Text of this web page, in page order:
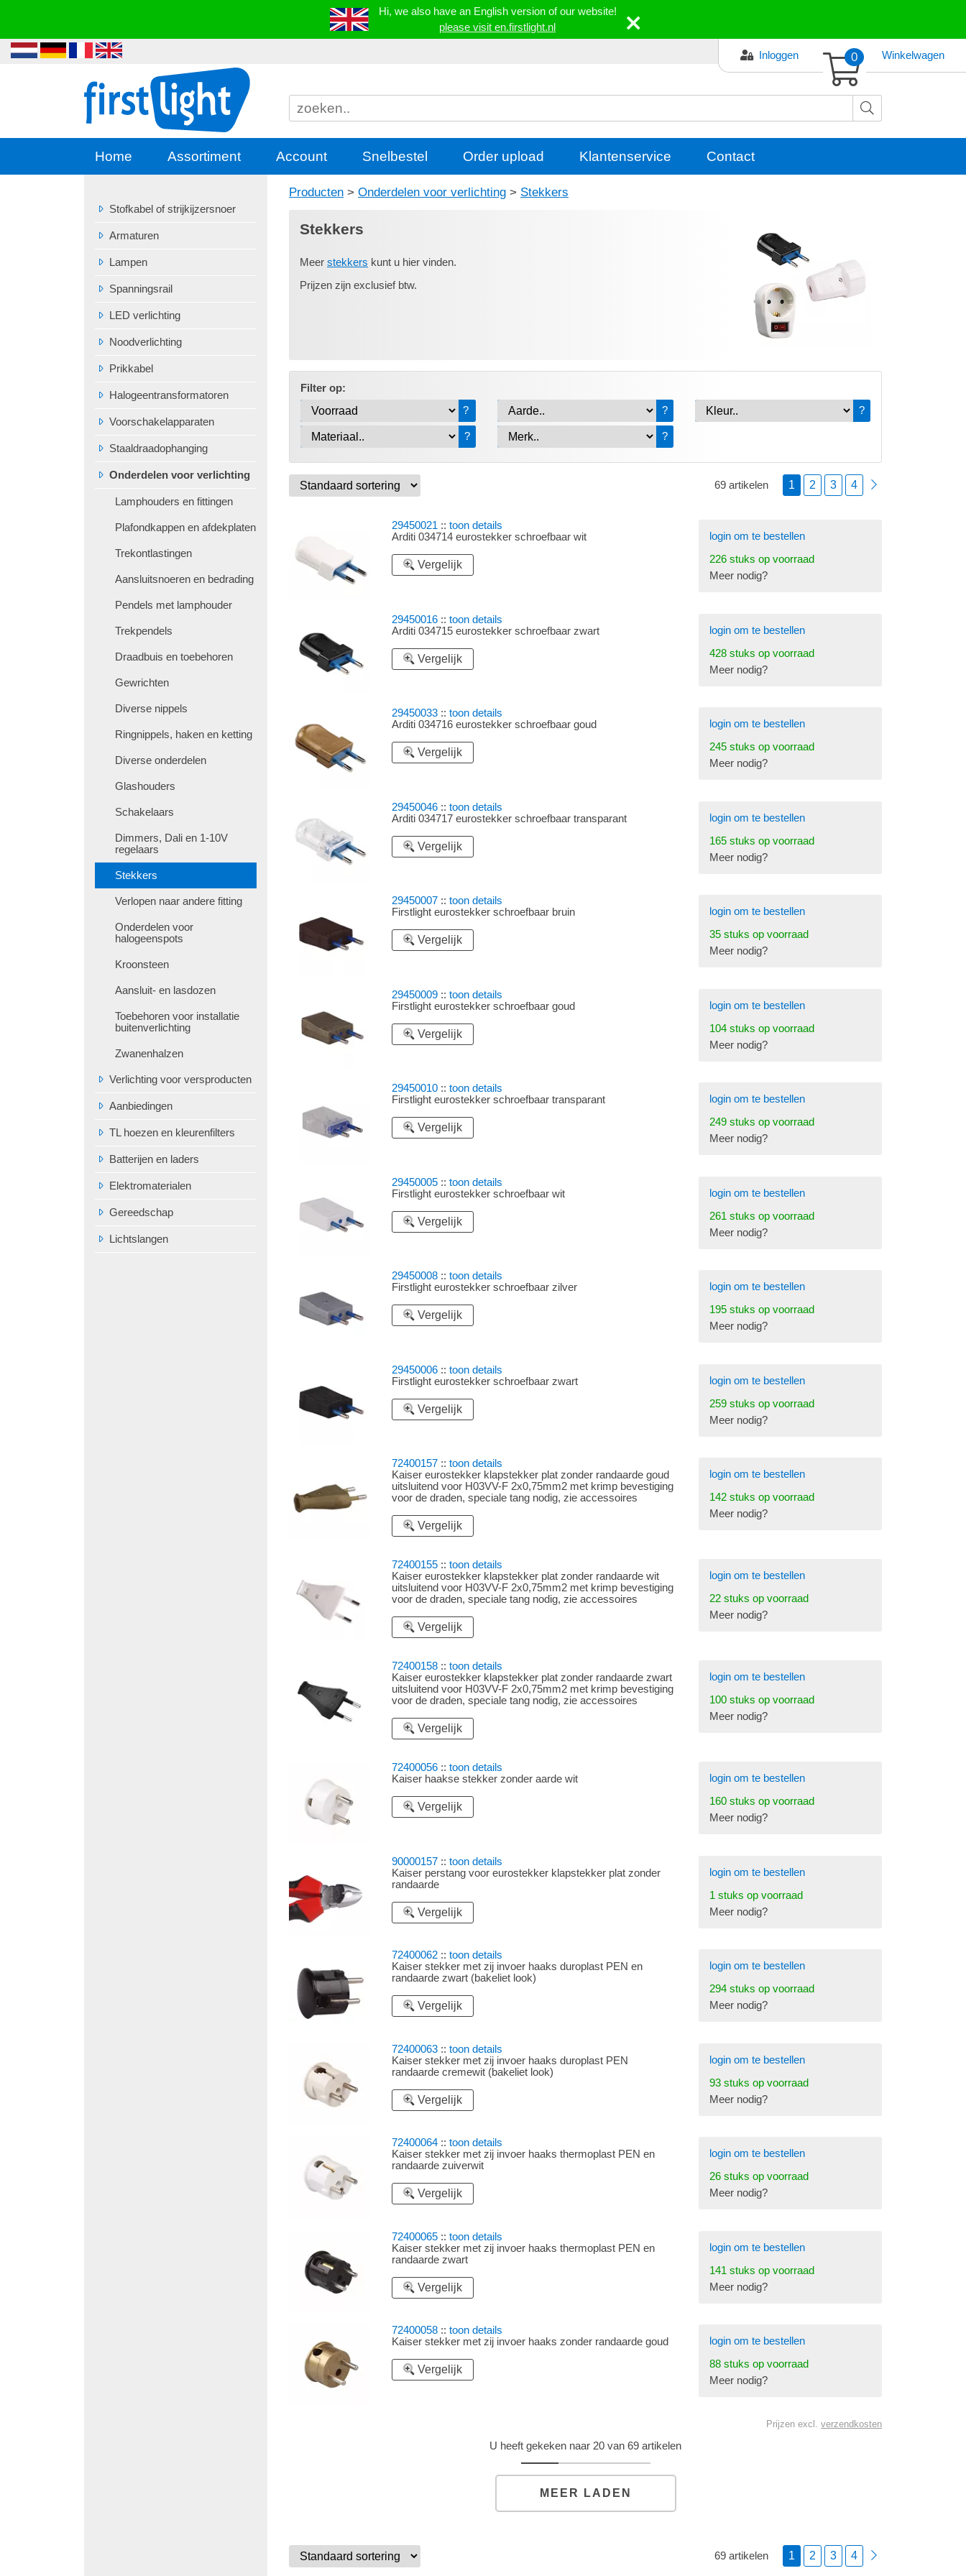
Hi, we also have an English version of our website!
please visit en.firstlight.nl
Inloggen 0 Winkelwagen
Home Assortiment Account Snelbestel Order upload Klantenservice Contact
Stofkabel of strijkijzersnoer
Armaturen
Lampen
Spanningsrail
LED verlichting
Noodverlichting
Prikkabel
Halogeentransformatoren
Voorschakelapparaten
Staaldraadophanging
Onderdelen voor verlichting
Lamphouders en fittingen
Plafondkappen en afdekplaten
Trekontlastingen
Aansluitsnoeren en bedrading
Pendels met lamphouder
Trekpendels
Draadbuis en toebehoren
Gewrichten
Diverse nippels
Ringnippels, haken en ketting
Diverse onderdelen
Glashouders
Schakelaars
Dimmers, Dali en 1-10V
regelaars
Stekkers
Verlopen naar andere fitting
Onderdelen voor
halogeenspots
Kroonsteen
Aansluit- en lasdozen
Toebehoren voor installatie
buitenverlichting
Zwanenhalzen
Verlichting voor versproducten
Aanbiedingen
TL hoezen en kleurenfilters
Batterijen en laders
Elektromaterialen
Gereedschap
Lichtslangen
Producten > Onderdelen voor verlichting > Stekkers
Stekkers
Meer stekkers kunt u hier vinden.
Prijzen zijn exclusief btw.
Filter op:
?
? ?
? ?
69 artikelen 1 2 3 4
29450021:: toon details
Arditi 034714 eurostekker schroefbaar wit
Vergelijk
login om te bestellen
226 stuks op voorraad
Meer nodig?
29450016:: toon details
Arditi 034715 eurostekker schroefbaar zwart
Vergelijk
login om te bestellen
428 stuks op voorraad
Meer nodig?
29450033:: toon details
Arditi 034716 eurostekker schroefbaar goud
Vergelijk
login om te bestellen
245 stuks op voorraad
Meer nodig?
29450046:: toon details
Arditi 034717 eurostekker schroefbaar transparant
Vergelijk
login om te bestellen
165 stuks op voorraad
Meer nodig?
29450007:: toon details
Firstlight eurostekker schroefbaar bruin
Vergelijk
login om te bestellen
35 stuks op voorraad
Meer nodig?
29450009:: toon details
Firstlight eurostekker schroefbaar goud
Vergelijk
login om te bestellen
104 stuks op voorraad
Meer nodig?
29450010:: toon details
Firstlight eurostekker schroefbaar transparant
Vergelijk
login om te bestellen
249 stuks op voorraad
Meer nodig?
29450005:: toon details
Firstlight eurostekker schroefbaar wit
Vergelijk
login om te bestellen
261 stuks op voorraad
Meer nodig?
29450008:: toon details
Firstlight eurostekker schroefbaar zilver
Vergelijk
login om te bestellen
195 stuks op voorraad
Meer nodig?
29450006:: toon details
Firstlight eurostekker schroefbaar zwart
Vergelijk
login om te bestellen
259 stuks op voorraad
Meer nodig?
72400157:: toon details
Kaiser eurostekker klapstekker plat zonder randaarde goud
uitsluitend voor H03VV-F 2x0,75mm2 met krimp bevestiging
voor de draden, speciale tang nodig, zie accessoires
Vergelijk
login om te bestellen
142 stuks op voorraad
Meer nodig?
72400155:: toon details
Kaiser eurostekker klapstekker plat zonder randaarde wit
uitsluitend voor H03VV-F 2x0,75mm2 met krimp bevestiging
voor de draden, speciale tang nodig, zie accessoires
Vergelijk
login om te bestellen
22 stuks op voorraad
Meer nodig?
72400158:: toon details
Kaiser eurostekker klapstekker plat zonder randaarde zwart
uitsluitend voor H03VV-F 2x0,75mm2 met krimp bevestiging
voor de draden, speciale tang nodig, zie accessoires
Vergelijk
login om te bestellen
100 stuks op voorraad
Meer nodig?
72400056:: toon details
Kaiser haakse stekker zonder aarde wit
Vergelijk
login om te bestellen
160 stuks op voorraad
Meer nodig?
90000157:: toon details
Kaiser perstang voor eurostekker klapstekker plat zonder
randaarde
Vergelijk
login om te bestellen
1 stuks op voorraad
Meer nodig?
72400062:: toon details
Kaiser stekker met zij invoer haaks duroplast PEN en
randaarde zwart (bakeliet look)
Vergelijk
login om te bestellen
294 stuks op voorraad
Meer nodig?
72400063:: toon details
Kaiser stekker met zij invoer haaks duroplast PEN
randaarde cremewit (bakeliet look)
Vergelijk
login om te bestellen
93 stuks op voorraad
Meer nodig?
72400064:: toon details
Kaiser stekker met zij invoer haaks thermoplast PEN en
randaarde zuiverwit
Vergelijk
login om te bestellen
26 stuks op voorraad
Meer nodig?
72400065:: toon details
Kaiser stekker met zij invoer haaks thermoplast PEN en
randaarde zwart
Vergelijk
login om te bestellen
141 stuks op voorraad
Meer nodig?
72400058:: toon details
Kaiser stekker met zij invoer haaks zonder randaarde goud
Vergelijk
login om te bestellen
88 stuks op voorraad
Meer nodig?
Prijzen excl. verzendkosten
U heeft gekeken naar 20 van 69 artikelen
MEER LADEN
69 artikelen 1 2 3 4